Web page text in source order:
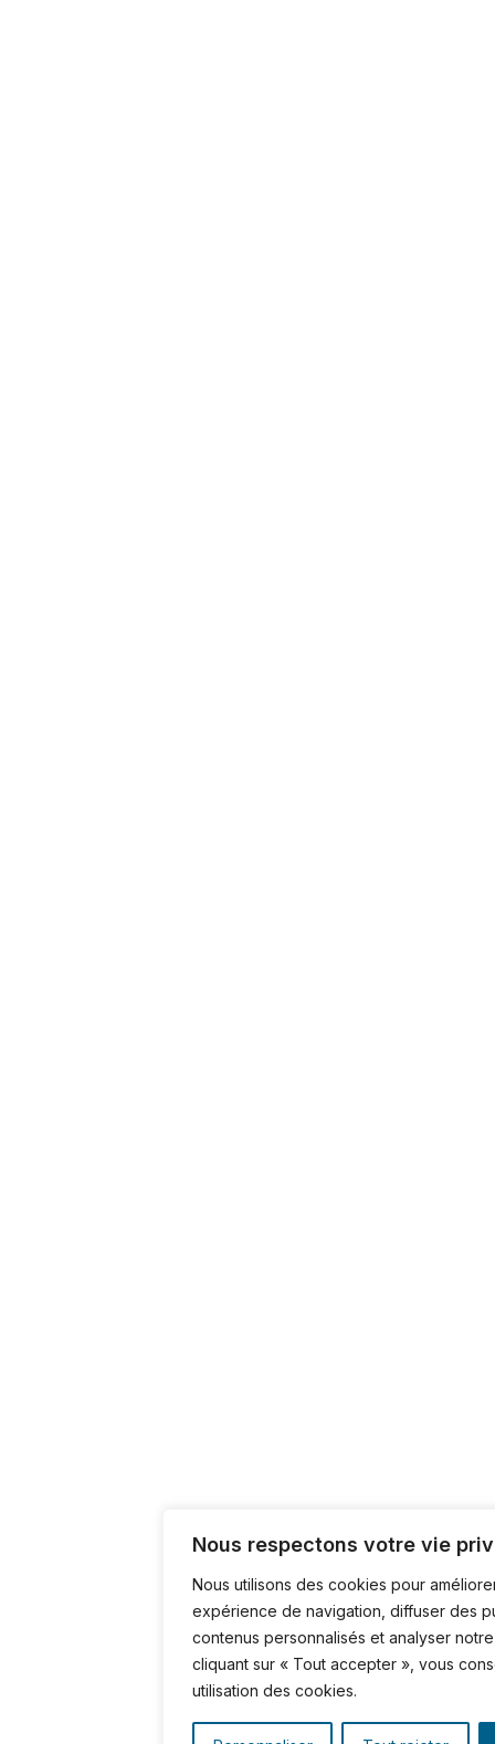
Nous respectons votre vie
Nous utilisons des cookies pour
expérience de navigation, diffuser des
contenus personnalisés et analyser
cliquant sur « Tout accepter », vous
utilisation des cookies.